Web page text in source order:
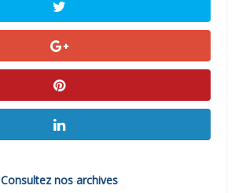
Consultez nos archives